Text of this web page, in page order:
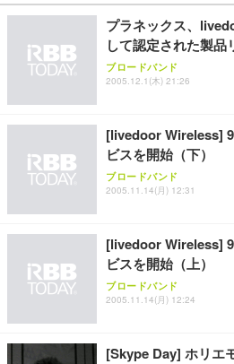
Sezlife オフィスチェア
ワーク チェア 強化バ
能 人間工学 椅子 腰サ
レスト 3Dヘッドレスト
ョン PCチェア 通気性
￥7,680
Sezlife オフィスチェア
ワーク チェア 強化バッ
能 人間工学 椅子 腰サポ
レスト 3Dヘッドレスト
ョン PCチェア 通気性
￥7,680
ッシュ 通気性 ランバ
ス圧無段階昇降 360度
ト 幅52×奥行58.5×高さ
勤務 ブラック
￥4,139
【純正品】27"ゲーミ
フック付き（CFI-
￥49,979
【整備済み品】Dell
ー フルHD（
ort/VGA スピーカー内
応 ComfortView ビジネ
￥15,800
HOOTER Gaming
グモニター QD 24.5イ
像低減 (3年保証 | 輝点
￥34,980
ネオ・ルーライフ ネオ
り 単品
￥1,800
Smart Basic(スマート
限定】 Smart Basic ア
超厚型 お徳用 ワイド
￥3,670
アイリスオーヤマ ペッ
ュラー 200枚入【
￥3,731
プラネックス、
して認定された製品
ブロードバンド
2005.12.1(木) 21:26
[livedoor Wireless]
ビスを開始（下）
ブロードバンド
2005.11.14(月) 12:31
[livedoor Wireless]
ビスを開始（上）
ブロードバンド
2005.11.14(月) 12:24
[Skype Day] ホリエ